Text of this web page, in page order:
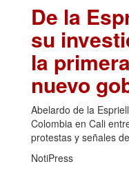
De la
su
la
nuevo
Abelardo de la
Colombia en Cali
protestas y señales
NotiPress